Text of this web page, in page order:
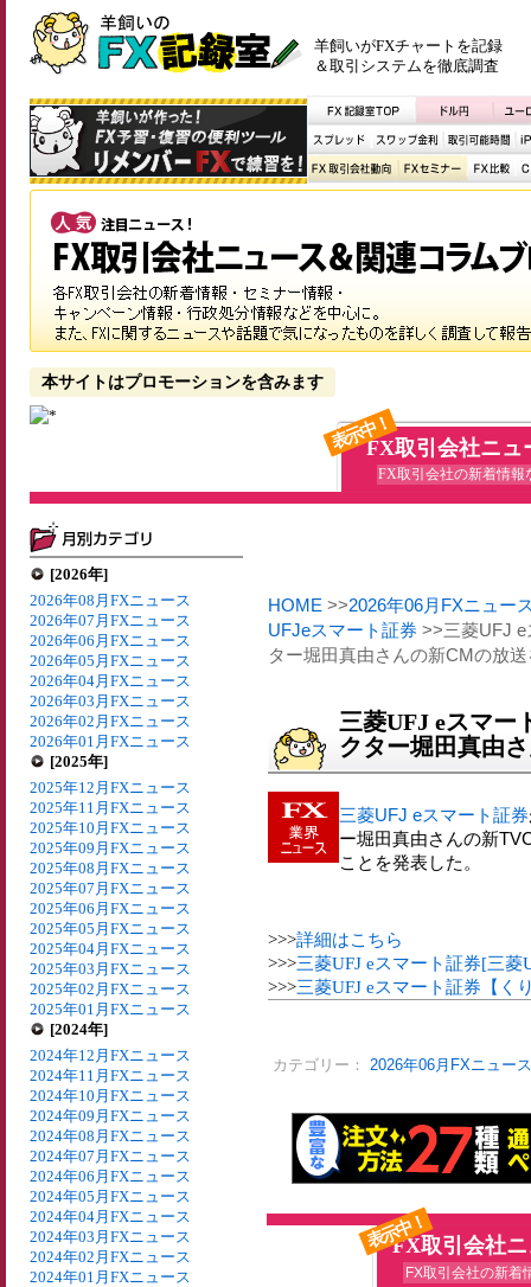
羊飼いがFXチャートを記録
＆取引システムを徹底調査
本サイトはプロモーションを含みます
表示中！FX取引会社ニュ
FX取引会社の新着情報
[2026年]
2026年08月FXニュース
2026年07月FXニュース
2026年06月FXニュース
2026年05月FXニュース
2026年04月FXニュース
2026年03月FXニュース
2026年02月FXニュース
2026年01月FXニュース
[2025年]
2025年12月FXニュース
2025年11月FXニュース
2025年10月FXニュース
2025年09月FXニュース
2025年08月FXニュース
2025年07月FXニュース
2025年06月FXニュース
2025年05月FXニュース
2025年04月FXニュース
2025年03月FXニュース
2025年02月FXニュース
2025年01月FXニュース
[2024年]
2024年12月FXニュース
2024年11月FXニュース
2024年10月FXニュース
2024年09月FXニュース
2024年08月FXニュース
2024年07月FXニュース
2024年06月FXニュース
2024年05月FXニュース
2024年04月FXニュース
2024年03月FXニュース
2024年02月FXニュース
2024年01月FXニュース
HOME >>2026年06月FXニュー
UFJeスマート証券 >>三菱UFJ e
ター堀田真由さんの新CMの放
三菱UFJ eスマー
クター堀田真由
三菱UFJ eスマート証券
ー堀田真由さんの新
ことを発表した。
>>>詳細はこちら
>>>三菱UFJ eスマート証券[三
>>>三菱UFJ eスマート証券【く
カテゴリー： 2026年06月FXニュース
表示中！
FX取引会社
FX取引会社の新着